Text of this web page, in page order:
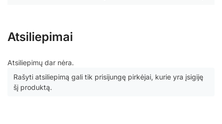
Atsiliepimai
Atsiliepimų dar nėra.
Rašyti atsiliepimą gali tik prisijungę pirkėjai, kurie yra įsigiję
šį produktą.